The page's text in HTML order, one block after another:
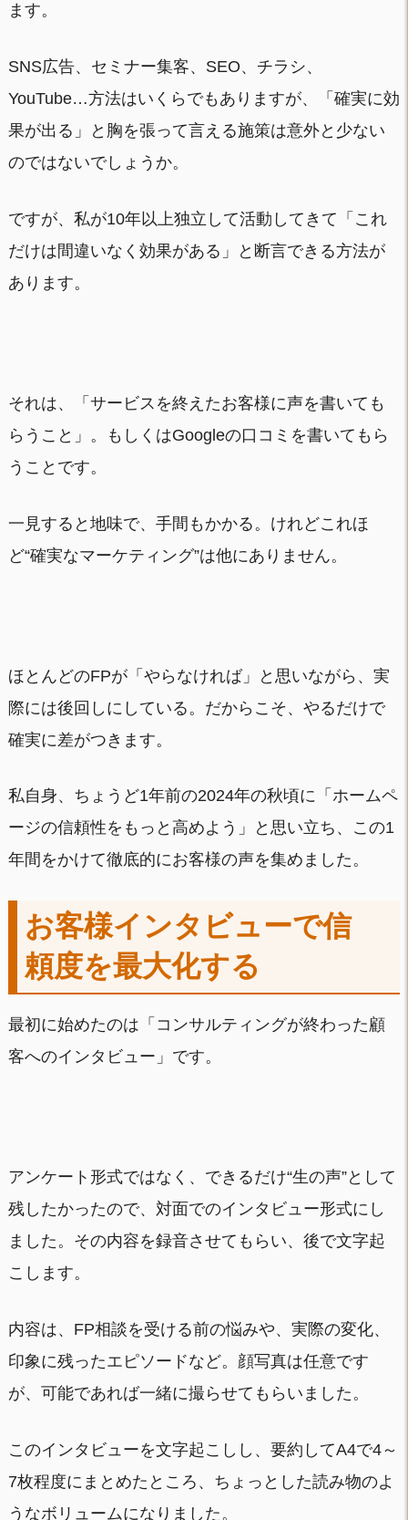
ます。
SNS広告、セミナー集客、SEO、チラシ、
YouTube…方法はいくらでもありますが、「確実に効
果が出る」と胸を張って言える施策は意外と少ない
のではないでしょうか。
ですが、私が10年以上独立して活動してきて「これ
だけは間違いなく効果がある」と断言できる方法が
あります。
それは、「サービスを終えたお客様に声を書いても
らうこと」。もしくはGoogleの口コミを書いてもら
うことです。
一見すると地味で、手間もかかる。けれどこれほ
ど“確実なマーケティング”は他にありません。
ほとんどのFPが「やらなければ」と思いながら、実
際には後回しにしている。だからこそ、やるだけで
確実に差がつきます。
私自身、ちょうど1年前の2024年の秋頃に「ホームペ
ージの信頼性をもっと高めよう」と思い立ち、この1
年間をかけて徹底的にお客様の声を集めました。
お客様インタビューで信
頼度を最大化する
最初に始めたのは「コンサルティングが終わった顧
客へのインタビュー」です。
アンケート形式ではなく、できるだけ“生の声”として
残したかったので、対面でのインタビュー形式にし
ました。その内容を録音させてもらい、後で文字起
こします。
内容は、FP相談を受ける前の悩みや、実際の変化、
印象に残ったエピソードなど。顔写真は任意です
が、可能であれば一緒に撮らせてもらいました。
このインタビューを文字起こしし、要約してA4で4～
7枚程度にまとめたところ、ちょっとした読み物のよ
うなボリュームになりました。